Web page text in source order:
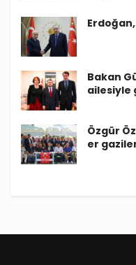
Bakan
ailesiyle
Özgür
er